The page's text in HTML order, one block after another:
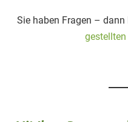
Sie haben Fragen – dann
gestellten